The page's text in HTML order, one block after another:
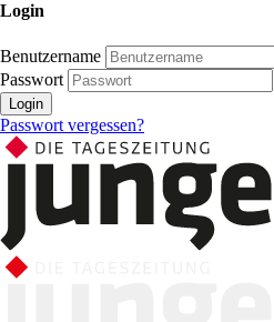
Login
Benutzername
Passwort
Login
Passwort vergessen?